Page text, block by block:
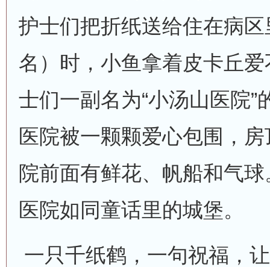
护士们把折纸送给住在病
名）时，小鱼拿着皮卡丘
士们一副名为“小汤山医院”
医院被一颗颗爱心包围，
院前面有鲜花、帆船和气
医院如同童话里的城堡。
一只千纸鹤，一句祝福，